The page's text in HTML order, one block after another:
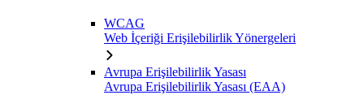
WCAG
Web İçeriği Erişilebilirlik Yönergeleri
Avrupa Erişilebilirlik Yasası
Avrupa Erişilebilirlik Yasası (EAA)